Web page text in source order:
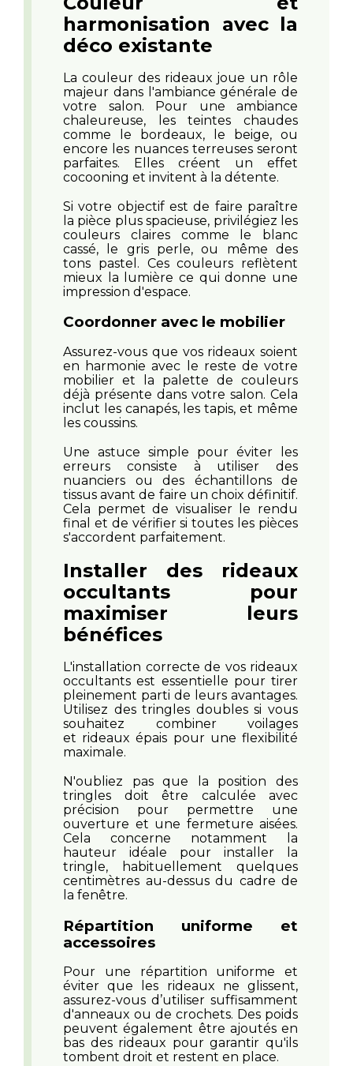
harmonisation avec la
déco existante
La couleur des rideaux joue un rôle
majeur dans l'ambiance générale de
votre salon. Pour une ambiance
chaleureuse, les teintes chaudes
comme le bordeaux, le beige, ou
encore les nuances terreuses seront
parfaites. Elles créent un effet
cocooning et invitent à la détente.
Si votre objectif est de faire paraître
la pièce plus spacieuse, privilégiez les
couleurs claires comme le blanc
cassé, le gris perle, ou même des
tons pastel. Ces couleurs reflètent
mieux la lumière ce qui donne une
impression d'espace.
Coordonner avec le mobilier
Assurez-vous que vos rideaux soient
en harmonie avec le reste de votre
mobilier et la palette de couleurs
déjà présente dans votre salon. Cela
inclut les canapés, les tapis, et même
les coussins.
Une astuce simple pour éviter les
erreurs consiste à utiliser des
nuanciers ou des échantillons de
tissus avant de faire un choix définitif.
Cela permet de visualiser le rendu
final et de vérifier si toutes les pièces
s'accordent parfaitement.
Installer des rideaux
occultants pour
maximiser leurs
bénéfices
L'installation correcte de vos rideaux
occultants est essentielle pour tirer
pleinement parti de leurs avantages.
Utilisez des tringles doubles si vous
souhaitez combiner voilages
et rideaux épais pour une flexibilité
maximale.
N'oubliez pas que la position des
tringles doit être calculée avec
précision pour permettre une
ouverture et une fermeture aisées.
Cela concerne notamment la
hauteur idéale pour installer la
tringle, habituellement quelques
centimètres au-dessus du cadre de
la fenêtre.
Répartition uniforme et
accessoires
Pour une répartition uniforme et
éviter que les rideaux ne glissent,
assurez-vous d’utiliser suffisamment
d'anneaux ou de crochets. Des poids
peuvent également être ajoutés en
bas des rideaux pour garantir qu'ils
tombent droit et restent en place.